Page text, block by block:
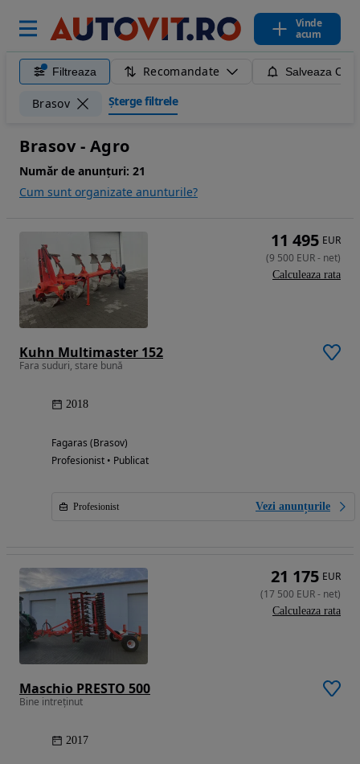
Vinde
acum
Filtreaza Recomandate Salveaza
Brasov Șterge filtrele
Brasov - Agro
Număr de anunțuri: 21
Cum sunt organizate anunturile?
Kuhn Multimaster 152
Fara suduri, stare bună
2018
Fagaras (Brasov)
Profesionist • Publicat
Profesionist Vezi anunțurile
11 495 EUR
(9 500 EUR- net)
Calculeaza rata
Maschio PRESTO 500
Bine intreținut
2017
21 175 EUR
(17 500 EUR- net)
Calculeaza rata